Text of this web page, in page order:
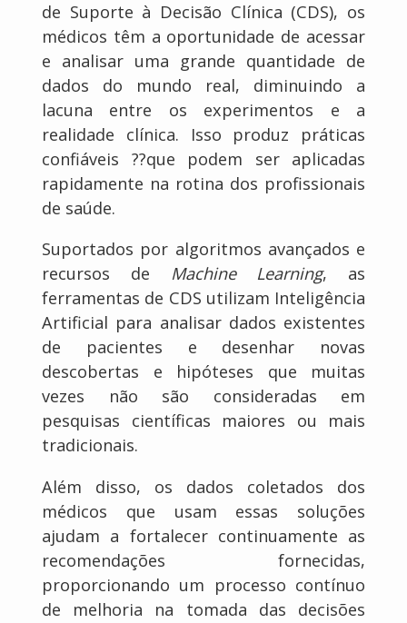
de Suporte à Decisão Clínica (CDS), os
médicos têm a oportunidade de acessar
e analisar uma grande quantidade de
dados do mundo real, diminuindo a
lacuna entre os experimentos e a
realidade clínica. Isso produz práticas
confiáveis ??que podem ser aplicadas
rapidamente na rotina dos profissionais
de saúde.
Suportados por algoritmos avançados e
recursos de
Machine Learning, as
ferramentas de CDS utilizam Inteligência
Artificial para analisar dados existentes
de pacientes e desenhar novas
descobertas e hipóteses que muitas
vezes não são consideradas em
pesquisas científicas maiores ou mais
tradicionais.
Além disso, os dados coletados dos
médicos que usam essas soluções
ajudam a fortalecer continuamente as
recomendações fornecidas,
proporcionando um processo contínuo
de melhoria na tomada das decisões